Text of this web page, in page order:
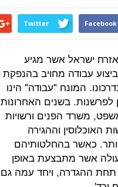
Facebook
Twitter
ישראל אשר מגיע
עבודה מחויב בהנפקת
המונח "עבודה" הינו
לפרשנות. בשנים האחרונות
משרד הפנים ורשויות
האוכלוסין וההגירה
כאשר בהחלטותיהם
אשר מתבצעת באופן
תחת ההגדרה, ויחד עמה גם